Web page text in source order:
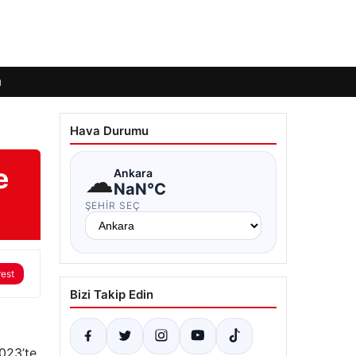
Hava Durumu
☁Ankara
NaN°C
ŞEHIR SEÇ
Bizi Takip Edin